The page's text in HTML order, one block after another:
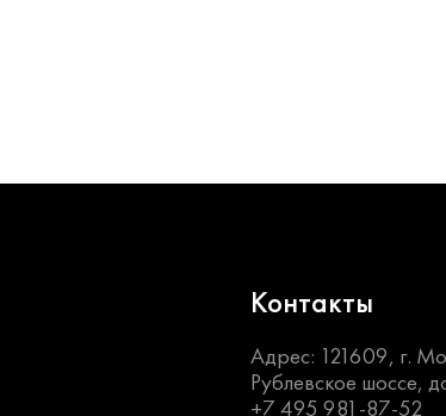
Контакты
Адрес: 121609, г.
Рублевское шоссе,
+7 495 981-87-52